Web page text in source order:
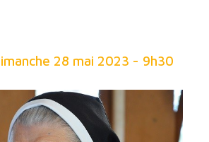
28 mai 2023 - 9h30